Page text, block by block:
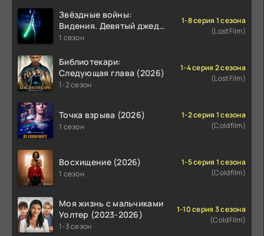
Звёздные войны:
Видения. Девятый джедай
(2026)
1 сезон
1-8 серия 1 сезона
(LostFilm)
Библиотекари:
Следующая глава (2026)
1-2 сезон
1-4 серия 2 сезона
(LostFilm)
Точка взрыва (2026)
1 сезон
1-2 серия 1 сезона
(Coldfilm)
Восхищение (2026)
1 сезон
1-5 серия 1 сезона
(Coldfilm)
Моя жизнь с мальчиками
Уолтер (2023-2026)
1-3 сезон
1-10 серия 3 сезона
(ColdFilm)